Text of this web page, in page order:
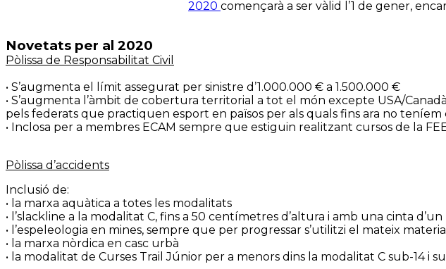
2020 començarà a ser vàlid l’1 de gener,
Novetats per al 2020
Pòlissa de Responsabilitat Civil
• S’augmenta el límit assegurat per sinistre d’1.000.000 € a 1.500.000 €
• S’augmenta l’àmbit de cobertura territorial a tot el món excepte USA/
pels federats que practiquen esport en països per als quals fins ara no
• Inclosa per a membres ECAM sempre que estiguin realitzant cursos de la
Pòlissa d’accidents
Inclusió de:
• la marxa aquàtica a totes les modalitats
• l’slackline a la modalitat C, fins a 50 centímetres d’altura i amb una cinta
• l’espeleologia en mines, sempre que per progressar s’utilitzi el mateix
• la marxa nòrdica en casc urbà
• la modalitat de Curses Trail Júnior per a menors dins la modalitat C sub-14 i